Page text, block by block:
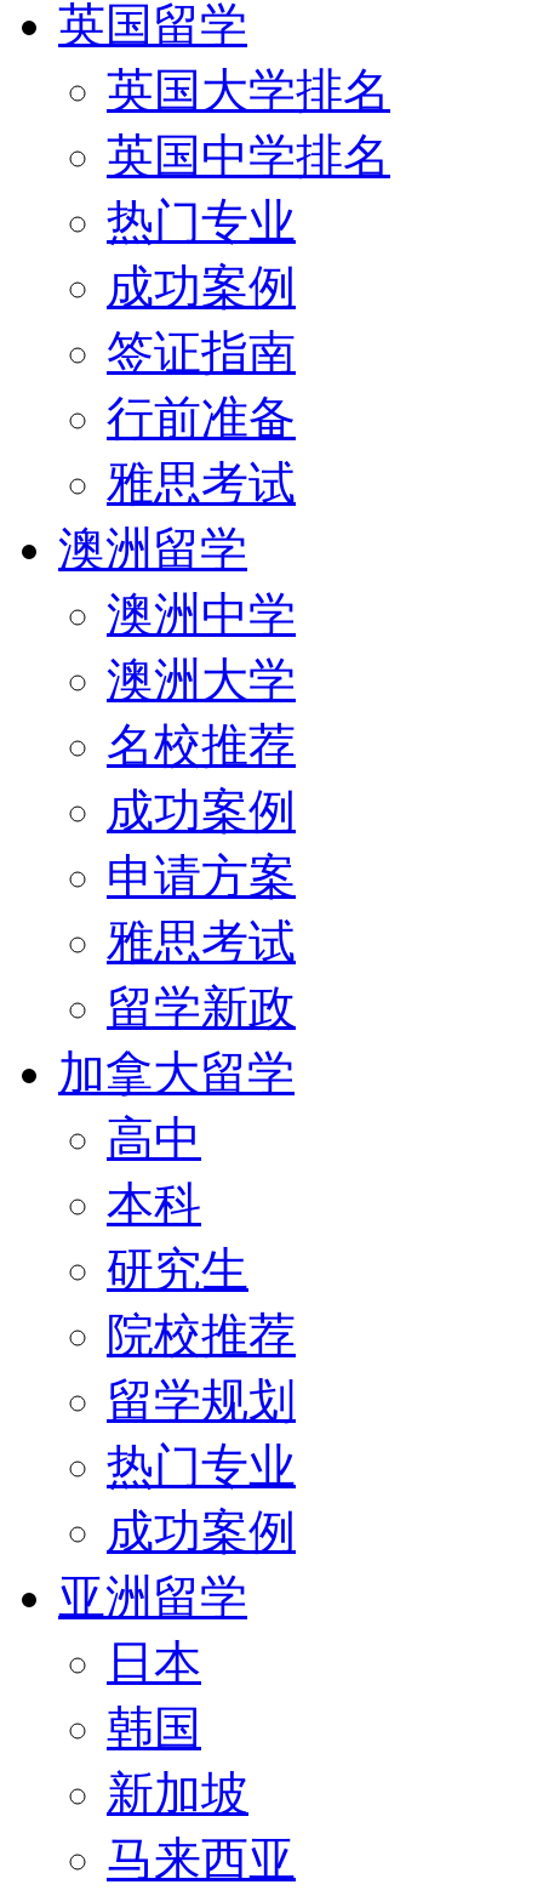
英国留学
英国大学排名
英国中学排名
热门专业
成功案例
签证指南
行前准备
雅思考试
澳洲留学
澳洲中学
澳洲大学
名校推荐
成功案例
申请方案
雅思考试
留学新政
加拿大留学
高中
本科
研究生
院校推荐
留学规划
热门专业
成功案例
亚洲留学
日本
韩国
新加坡
马来西亚